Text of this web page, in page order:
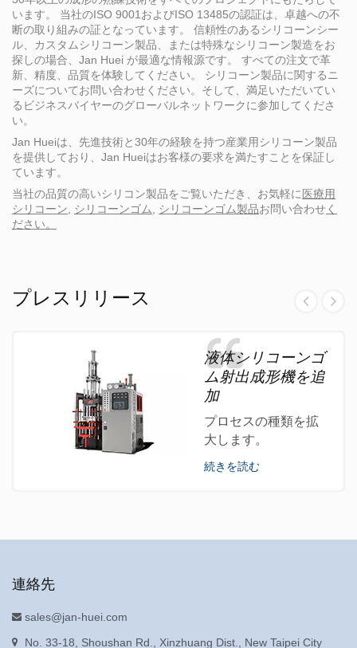
います。 当社のISO 9001およびISO 13485の認証は、卓越への不
断の取り組みの証となっています。 信頼性のあるシリコーンシー
ル、カスタムシリコーン製品、または特殊なシリコーン製造をお
探しの場合、Jan Huei が最適な情報源です。 すべての注文で革
新、精度、品質を体験してください。 シリコーン製品に関するニ
ーズについてお問い合わせください。そして、満足いただいてい
るビジネスバイヤーのグローバルネットワークに参加してくださ
い。
Jan Hueiは、先進技術と30年の経験を持つ産業用シリコーン製品
を提供しており、Jan Hueiはお客様の要求を満たすことを保証し
ています。
当社の品質の高いシリコン製品をご覧いただき、お気軽に 医療用
シリコーン, シリコーンゴム, シリコーンゴム製品お問い合わせ く
ださい。
プレスリリース
液体シリコーンゴ
ム射出成形機を追
加
プロセスの種類を拡
大します。
続きを読む
連絡先
sales@jan-huei.com
No. 33-18, Shoushan Rd., Xinzhuang Dist., New Taipei City